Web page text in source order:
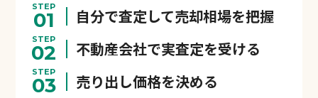
STEP
01 自分で査定して売却相場を把握
STEP
02 不動産会社で実査定を受ける
STEP
03 売り出し価格を決める